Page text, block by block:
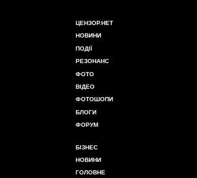
ЦЕНЗОР.НЕТ
НОВИНИ
ПОДІЇ
РЕЗОНАНС
ФОТО
ВІДЕО
ФОТОШОПИ
БЛОГИ
ФОРУМ
БІЗНЕС
НОВИНИ
ГОЛОВНЕ